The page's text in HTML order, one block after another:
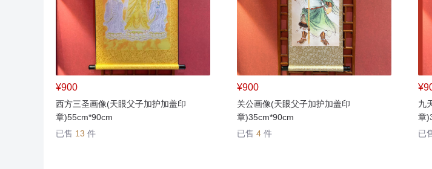
¥900
西方三圣画像(天眼父子加护加盖印
章)55cm*90cm
已售 13 件
¥900
关公画像(天眼父子加护加盖印
章)35cm*90cm
已售 4 件
九
章
已